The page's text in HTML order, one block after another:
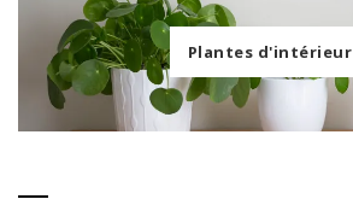
Plantes d'intérieur